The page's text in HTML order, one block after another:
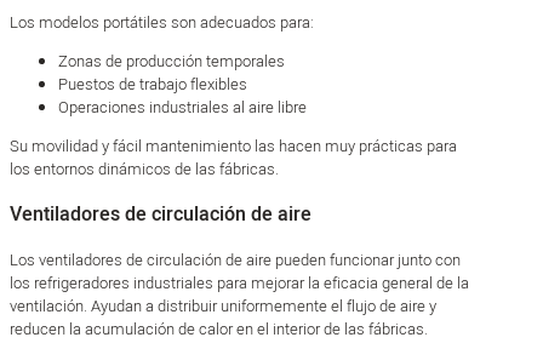
Los modelos portátiles son adecuados para:
Zonas de producción temporales
Puestos de trabajo flexibles
Operaciones industriales al aire libre
Su movilidad y fácil mantenimiento las hacen muy prácticas para
los entornos dinámicos de las fábricas.
Ventiladores de circulación de aire
Los ventiladores de circulación de aire pueden funcionar junto con
los refrigeradores industriales para mejorar la eficacia general de la
ventilación. Ayudan a distribuir uniformemente el flujo de aire y
reducen la acumulación de calor en el interior de las fábricas.